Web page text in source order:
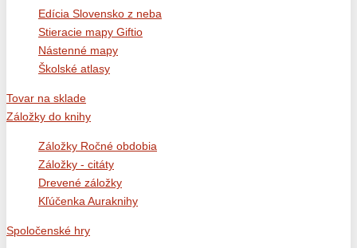
Edícia Slovensko z neba
Stieracie mapy Giftio
Nástenné mapy
Školské atlasy
Tovar na sklade
Záložky do knihy
Záložky Ročné obdobia
Záložky - citáty
Drevené záložky
Kľúčenka Auraknihy
Spoločenské hry